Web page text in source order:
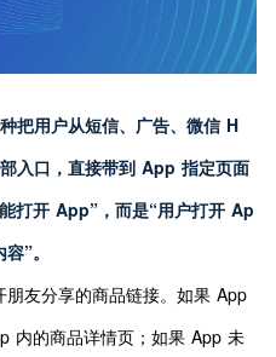
把用户从短信、广告、微信 H
入口，直接带到 App 指定页面
打开 App”，而是“用户打开 Ap
”。
友分享的商品链接。如果 App
内的商品详情页；如果 App 未